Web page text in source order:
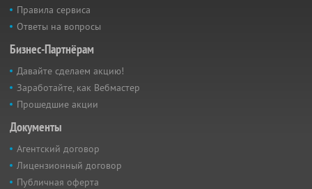
Правила сервиса
Ответы на вопросы
Бизнес-Партнёрам
Давайте сделаем акцию!
Заработайте, как Вебмастер
Прошедшие акции
Документы
Агентский договор
Лицензионный договор
Публичная оферта